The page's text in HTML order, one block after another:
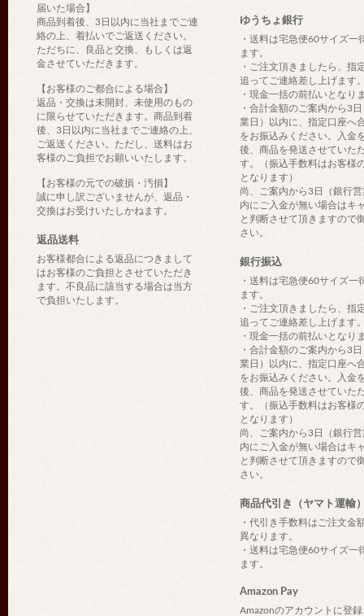
届いた場合】
商品到着後、3日以内に当社までご連
絡の上、着払いでご返送ください。
ただちに、良品と交換、もしくは返
金させていただきます。
【お客様のご都合による場合】
返品・交換は未開封、未使用のもの
に限らせていただきます。商品到着
後、3日以内に当社までご連絡の上、
ご返送ください。ただし、送料はお
客様のご負担でお願いいたします。
【お客様の元での破損・汚損】
誠に申し訳ございませんが、返品・
交換はお受けいたしかねます。
返品送料
お客様都合による返品につきまして
はお客様のご負担とさせていただき
ます。不良品に該当する場合は当方
で負担いたします。
ゆうちょ銀行
・送料は宅急便60サイズ一
ます。
・ご注文頂きましたら、指
追ってご連絡差し上げます
・現金一括の前払いとなり
・合計金額のご案内から3
業日）以内に、指定口座へ
をお振込みください。入金
後、商品を発送させていた
す。（振込手数料はお客様
となります）
尚、ご案内から3日（銀行
内にご入金が無い場合はキ
と判断させて頂きますので
さい。
銀行振込
・送料は宅急便60サイズ一
ます。
・ご注文頂きましたら、指
追ってご連絡差し上げます
・現金一括の前払いとなり
・合計金額のご案内から3
業日）以内に、指定口座へ
をお振込みください。入金
後、商品を発送させていた
す。（振込手数料はお客様
となります）
尚、ご案内から3日（銀行
内にご入金が無い場合はキ
と判断させて頂きますので
さい。
商品代引き（ヤマト運輸
・代引き手数料はご注文金
異なります。
・送料は宅急便60サイズ一
ます。
Amazon Pay
Amazonのアカウントに登